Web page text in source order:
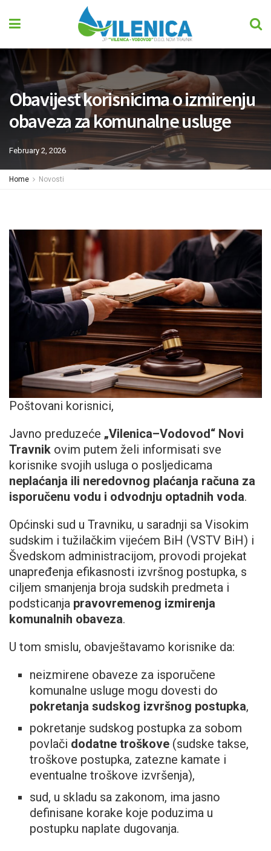
Obavijest korisnicima o izmirenju
obaveza za komunalne usluge
February 2, 2026
Home Novosti
Poštovani korisnici,
Javno preduzeće „Vilenica–Vodovod“ Novi
Travnik ovim putem želi informisati sve
korisnike svojih usluga o posljedicama
neplaćanja ili neredovnog plaćanja računa za
isporučenu vodu i odvodnju optadnih voda.
Općinski sud u Travniku, u saradnji sa Visokim
sudskim i tužilačkim vijećem BiH (VSTV BiH) i
Švedskom administracijom, provodi projekat
unapređenja efikasnosti izvršnog postupka, s
ciljem smanjenja broja sudskih predmeta i
podsticanja pravovremenog izmirenja
komunalnih obaveza.
U tom smislu, obavještavamo korisnike da:
neizmirene obaveze za isporučene
komunalne usluge mogu dovesti do
pokretanja sudskog izvršnog postupka,
pokretanje sudskog postupka za sobom
povlači dodatne troškove (sudske takse,
troškove postupka, zatezne kamate i
eventualne troškove izvršenja),
sud, u skladu sa zakonom, ima jasno
definisane korake koje poduzima u
postupku naplate dugovanja.